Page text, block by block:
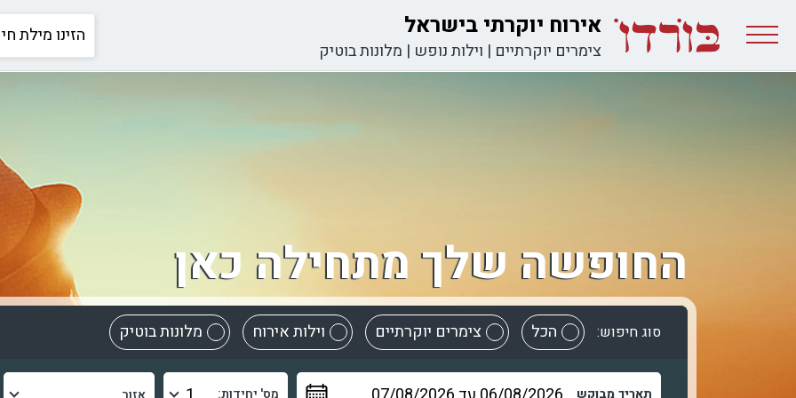
אירוח יוקרתי בישראל
צימרים יוקרתיים | וילות נופש | מלונות בוטיק
החופשה שלך מתחילה כאן
סוג חיפוש: הכל צימרים יוקרתיים וילות אירוח מלונות בוטיק
תאריך מבוקש מס' יחידות: